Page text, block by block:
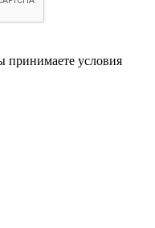
принимаете условия